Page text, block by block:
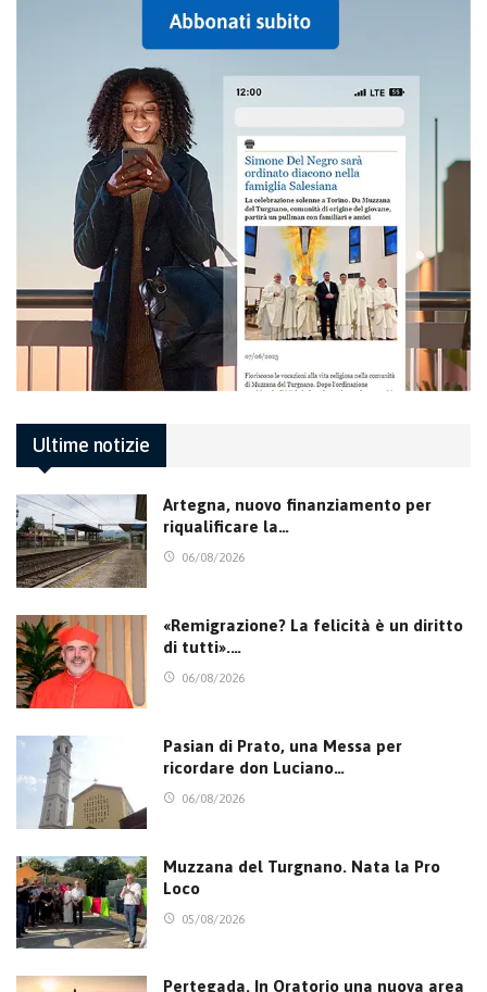
Ultime notizie
Artegna, nuovo finanziamento per
riqualificare la…
06/08/2026
«Remigrazione? La felicità è un diritto
di tutti».…
06/08/2026
Pasian di Prato, una Messa per
ricordare don Luciano…
06/08/2026
Muzzana del Turgnano. Nata la Pro
Loco
05/08/2026
Pertegada. In Oratorio una nuova area